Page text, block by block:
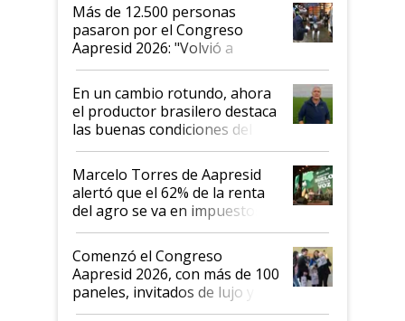
Más de 12.500 personas
pasaron por el Congreso
Aapresid 2026: "Volvió a
demostrar que hablar del
suelo es hablar de todo el
sistema productivo"
En un cambio rotundo, ahora
el productor brasilero destaca
las buenas condiciones del
agro argentino para invertir:
"Los veo más motivados"
Marcelo Torres de Aapresid
alertó que el 62% de la renta
del agro se va en impuestos:
"No es bueno que en
Argentina se sigan discutiendo
las mismas cosas de hace 50
años"
Comenzó el Congreso
Aapresid 2026, con más de 100
paneles, invitados de lujo y
todas las tendencias